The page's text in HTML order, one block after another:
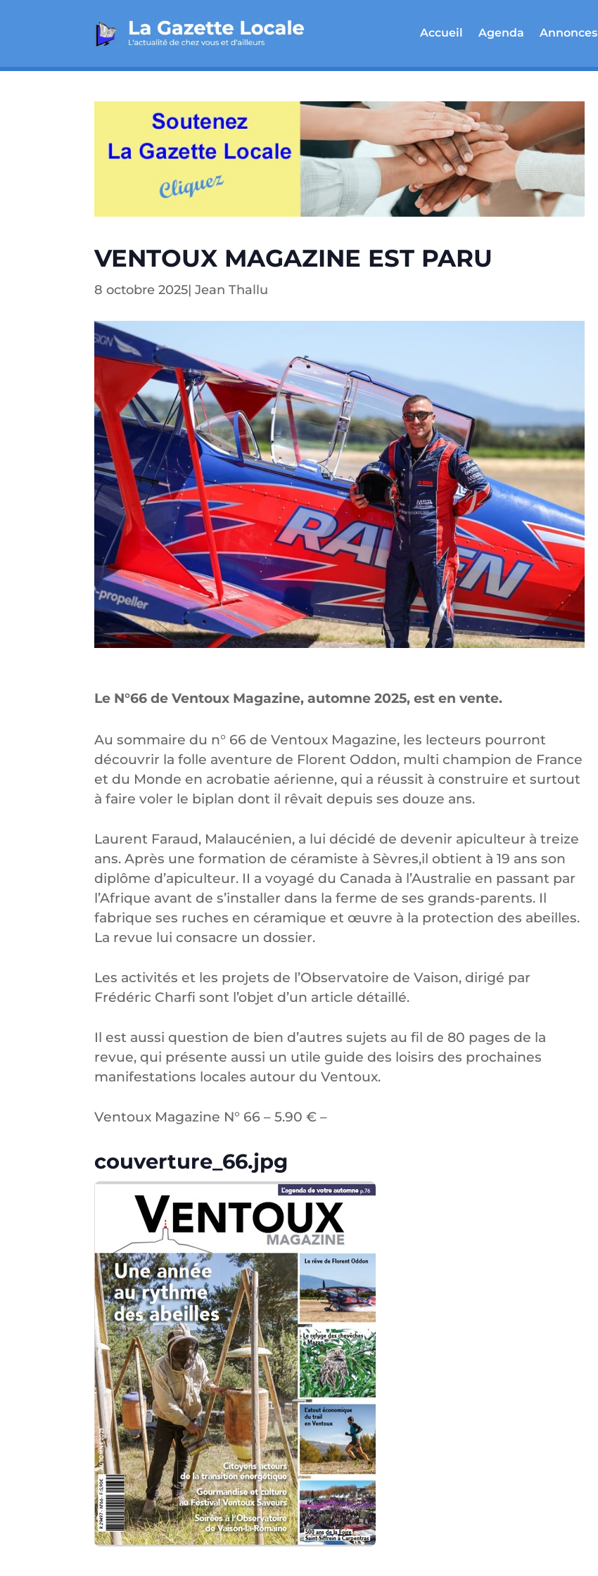
Accueil Agenda Annonces
VENTOUX MAGAZINE EST PARU
8 octobre 2025|Jean Thallu
Le N°66 de Ventoux Magazine, automne 2025, est en vente.
Au sommaire du n° 66 de Ventoux Magazine, les lecteurs pourront
découvrir la folle aventure de Florent Oddon, multi champion de France
et du Monde en acrobatie aérienne, qui a réussit à construire et surtout
à faire voler le biplan dont il rêvait depuis ses douze ans.
Laurent Faraud, Malaucénien, a lui décidé de devenir apiculteur à treize
ans. Après une formation de céramiste à Sèvres,il obtient à 19 ans son
diplôme d’apiculteur. II a voyagé du Canada à l’Australie en passant par
l’Afrique avant de s’installer dans la ferme de ses grands-parents. Il
fabrique ses ruches en céramique et œuvre à la protection des abeilles.
La revue lui consacre un dossier.
Les activités et les projets de l’Observatoire de Vaison, dirigé par
Frédéric Charfi sont l’objet d’un article détaillé.
Il est aussi question de bien d’autres sujets au fil de 80 pages de la
revue, qui présente aussi un utile guide des loisirs des prochaines
manifestations locales autour du Ventoux.
Ventoux Magazine N° 66 – 5.90 € –
couverture_66.jpg